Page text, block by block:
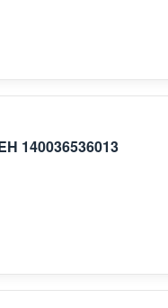
140036536013